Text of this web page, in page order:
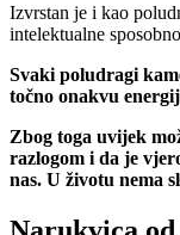
Izvrstan je i kao
intelektualne
Svaki poludragi
točno onakvu
Zbog toga uvijek
razlogom i da je
nas. U životu nema